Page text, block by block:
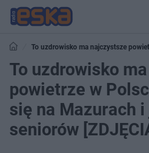
To uzdrowisko ma najczystsze
Mazurach i jest rajem dla seniorów [ZDJĘCIA]
To uzdrowisko
powietrze w
się na Mazurach
seniorów